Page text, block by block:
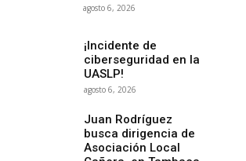
agosto 6, 2026
¡Incidente de
ciberseguridad en la
UASLP!
agosto 6, 2026
Juan Rodríguez
busca dirigencia de
Asociación Local